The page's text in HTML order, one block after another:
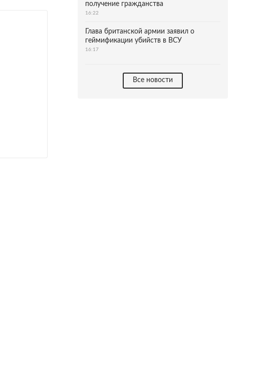
получение гражданства
16:22
Глава британской армии заявил о
геймификации убийств в ВСУ
16:17
Все новости